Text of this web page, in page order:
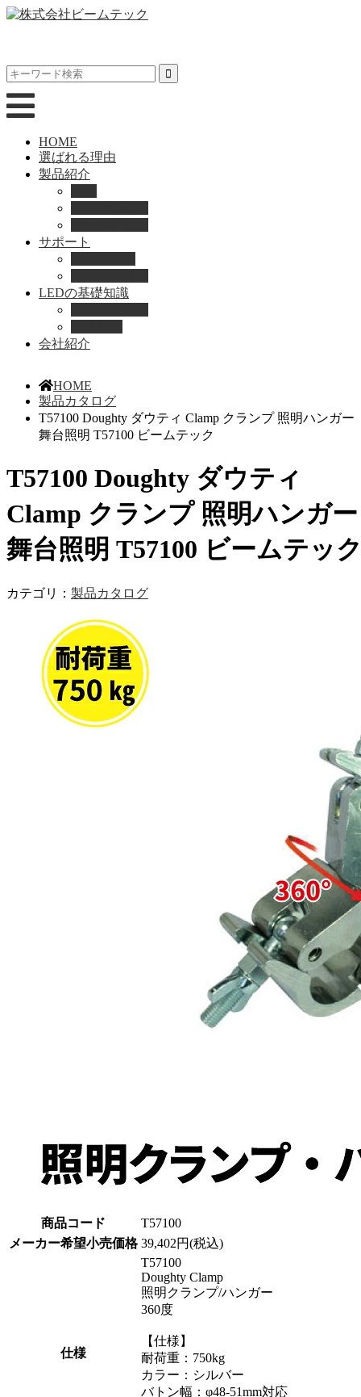
HOME
選ばれる理由
製品紹介
サポート
LEDの基礎知識
会社紹介
HOME
製品カタログ
T57100 Doughty ダウティ Clamp クランプ 照明ハンガー
舞台照明 T57100 ビームテック
T57100 Doughty ダウティ
Clamp クランプ 照明ハンガー
舞台照明 T57100 ビームテッ
カテゴリ： 製品カタログ
商品コード
T57100
メーカー希望小売価格 39,402円(税込)
仕様
T57100
Doughty Clamp
照明クランプ/ハンガー
360度
【仕様】
耐荷重：750kg
カラー：シルバー
バトン幅：φ48-51mm対応